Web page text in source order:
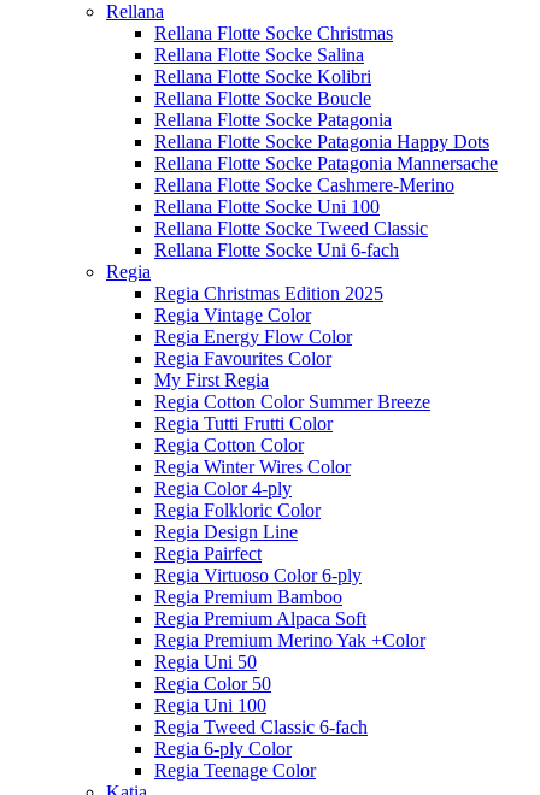
Rellana
Rellana Flotte Socke Christmas
Rellana Flotte Socke Salina
Rellana Flotte Socke Kolibri
Rellana Flotte Socke Boucle
Rellana Flotte Socke Patagonia
Rellana Flotte Socke Patagonia Happy Dots
Rellana Flotte Socke Patagonia Mannersache
Rellana Flotte Socke Cashmere-Merino
Rellana Flotte Socke Uni 100
Rellana Flotte Socke Tweed Classic
Rellana Flotte Socke Uni 6-fach
Regia
Regia Christmas Edition 2025
Regia Vintage Color
Regia Energy Flow Color
Regia Favourites Color
My First Regia
Regia Cotton Color Summer Breeze
Regia Tutti Frutti Color
Regia Cotton Color
Regia Winter Wires Color
Regia Color 4-ply
Regia Folkloric Color
Regia Design Line
Regia Pairfect
Regia Virtuoso Color 6-ply
Regia Premium Bamboo
Regia Premium Alpaca Soft
Regia Premium Merino Yak +Color
Regia Uni 50
Regia Color 50
Regia Uni 100
Regia Tweed Classic 6-fach
Regia 6-ply Color
Regia Teenage Color